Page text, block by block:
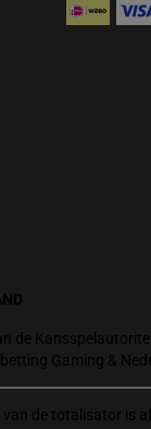
de
Gaming &
de totalisator is